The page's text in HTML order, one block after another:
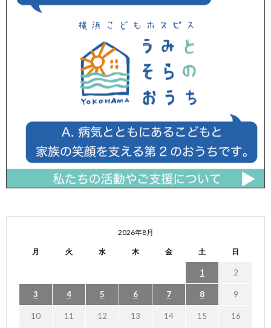
2026年8月
月 火 水 木 金 土 日
1 2
3 4 5 6 7 8 9
10 11 12 13 14 15 16